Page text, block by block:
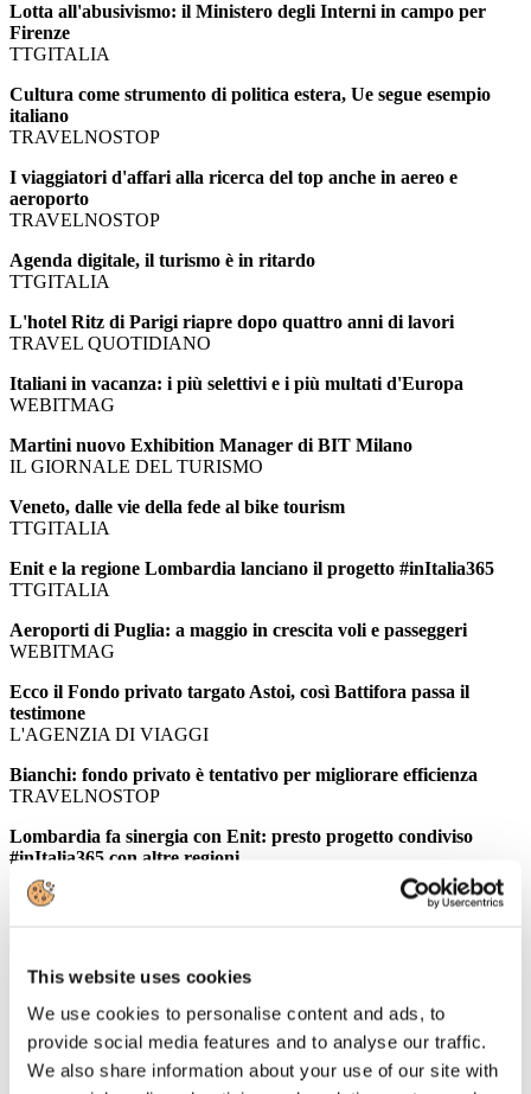
This website uses cookies
We use cookies to personalise content and ads, to
provide social media features and to analyse our traffic.
We also share information about your use of our site with
Lotta all'abusivismo: il Ministero degli Interni in campo per
Firenze
TTGITALIA
Cultura come strumento di politica estera, Ue segue esempio
italiano
TRAVELNOSTOP
I viaggiatori d'affari alla ricerca del top anche in aereo e
aeroporto
TRAVELNOSTOP
Agenda digitale, il turismo è in ritardo
TTGITALIA
L'hotel Ritz di Parigi riapre dopo quattro anni di lavori
TRAVEL QUOTIDIANO
Italiani in vacanza: i più selettivi e i più multati d'Europa
WEBITMAG
Martini nuovo Exhibition Manager di BIT Milano
IL GIORNALE DEL TURISMO
Veneto, dalle vie della fede al bike tourism
TTGITALIA
Enit e la regione Lombardia lanciano il progetto #inItalia365
TTGITALIA
Aeroporti di Puglia: a maggio in crescita voli e passeggeri
WEBITMAG
Ecco il Fondo privato targato Astoi, così Battifora passa il
testimone
L'AGENZIA DI VIAGGI
Bianchi: fondo privato è tentativo per migliorare efficienza
TRAVELNOSTOP
Lombardia fa sinergia con Enit: presto progetto condiviso
#inItalia365 con altre regioni
TRAVELNOSTOP
Per accedere in automatico alle informazioni della Newsletter
cliccando direttamente sulla notizia prescelta è necessario per la
prima volta salvare Username e Password utilizzando il flag
"memorizza i dati di accesso".
Nel caso in cui non vi ricordate o non siete provvisti delle